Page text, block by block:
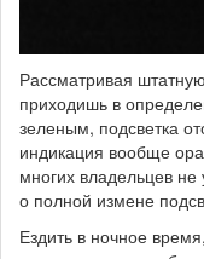
Рассматривая
приходишь в
зеленым, подсветка
индикация вообще
многих владельцев
о полной измене
Ездить в ночное